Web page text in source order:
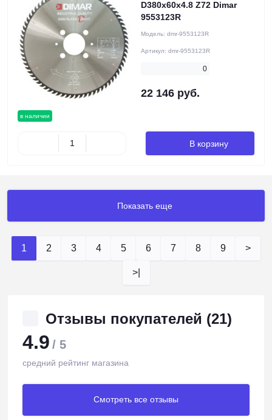
в наличии
D380x60x4.8 Z72 Dimar
9553123R
Модель: dmr-9553123R
Артикул: dmr-9553123R
0
22 146 руб.
В корзину
Показать еще
1 2 3 4 5 6 7 8 9 >
>|
Отзывы покупателей (21)
4.9 / 5
средний рейтинг магазина
Смотреть все отзывы